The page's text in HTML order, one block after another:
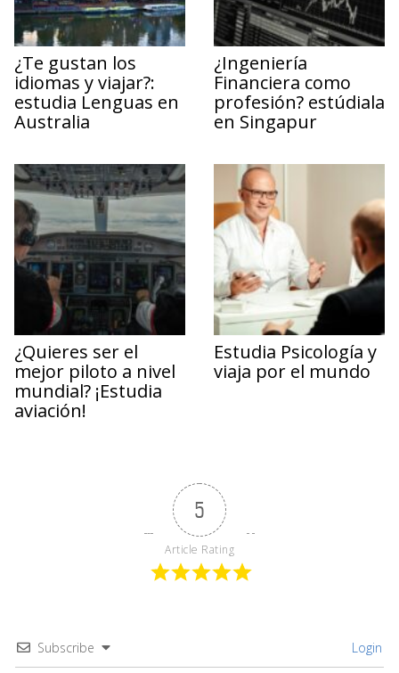
¿Te gustan los
idiomas y viajar?:
estudia Lenguas en
Australia
¿Ingeniería
Financiera como
profesión? estúdiala
en Singapur
¿Quieres ser el
mejor piloto a nivel
mundial? ¡Estudia
aviación!
Estudia Psicología y
viaja por el mundo
5
Article Rating
Subscribe Login